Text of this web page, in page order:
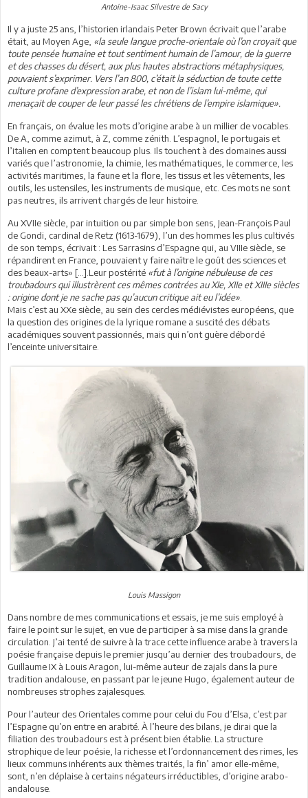
Antoine-Isaac Silvestre de Sacy
Il y a juste 25 ans, l’historien irlandais Peter Brown écrivait que l’arabe
était, au Moyen Age, «la seule langue proche-orientale où l’on croyait que
toute pensée humaine et tout sentiment humain de l’amour, de la guerre
et des chasses du désert, aux plus hautes abstractions métaphysiques,
pouvaient s’exprimer. Vers l’an 800, c’était la séduction de toute cette
culture profane d’expression arabe, et non de l’islam lui-même, qui
menaçait de couper de leur passé les chrétiens de l’empire islamique».
En français, on évalue les mots d’origine arabe à un millier de vocables.
De A, comme azimut, à Z, comme zénith. L’espagnol, le portugais et
l’italien en comptent beaucoup plus. Ils touchent à des domaines aussi
variés que l’astronomie, la chimie, les mathématiques, le commerce, les
activités maritimes, la faune et la flore, les tissus et les vêtements, les
outils, les ustensiles, les instruments de musique, etc. Ces mots ne sont
pas neutres, ils arrivent chargés de leur histoire.
Au XVIIe siècle, par intuition ou par simple bon sens, Jean-François Paul
de Gondi, cardinal de Retz (1613-1679), l’un des hommes les plus cultivés
de son temps, écrivait : Les Sarrasins d’Espagne qui, au VIIIe siècle, se
répandirent en France, pouvaient y faire naître le goût des sciences et
des beaux-arts» […].Leur postérité «fut à l’origine nébuleuse de ces
troubadours qui illustrèrent ces mêmes contrées au XIe, XIIe et XIIIe siècles
: origine dont je ne sache pas qu’aucun critique ait eu l’idée»
Mais c’est au XXe siècle, au sein des cercles médiévistes européens, que
la question des origines de la lyrique romane a suscité des débats
académiques souvent passionnés, mais qui n’ont guère débordé
l’enceinte universitaire.
Louis Massigon
Dans nombre de mes communications et essais, je me suis employé à
faire le point sur le sujet, en vue de participer à sa mise dans la grande
circulation. J’ai tenté de suivre à la trace cette influence arabe à travers la
poésie française depuis le premier jusqu’au dernier des troubadours, de
Guillaume IX à Louis Aragon, lui-même auteur de zajals dans la pure
tradition andalouse, en passant par le jeune Hugo, également auteur de
nombreuses strophes zajalesques.
Pour l’auteur des Orientales comme pour celui du Fou d’Elsa, c’est par
l’Espagne qu’on entre en arabité. À l’heure des bilans, je dirai que la
filiation des troubadours est à présent bien établie. La structure
strophique de leur poésie, la richesse et l’ordonnancement des rimes, les
lieux communs inhérents aux thèmes traités, la fin’ amor elle-même,
sont, n’en déplaise à certains négateurs irréductibles, d’origine arabo-
andalouse.